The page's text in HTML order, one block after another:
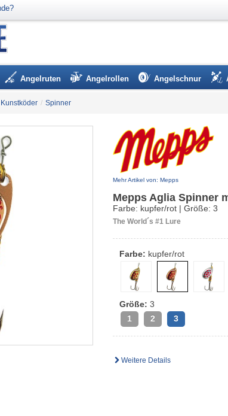
Angelruten Angelrollen Angelschnur
/ Spinner
Mehr Artikel von: Mepps
Mepps Aglia Spinner
Farbe: kupfer/rot | Größe: 3
The World´s #1 Lure
Farbe: kupfer/rot
Größe: 3
1 2 3
Weitere Details